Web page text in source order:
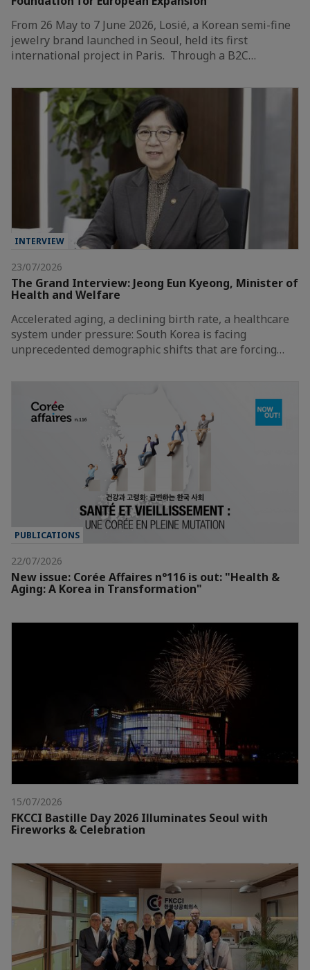
From 26 May to 7 June 2026, Losié, a Korean semi-fine
jewelry brand launched in Seoul, held its first
international project in Paris. Through a B2C…
INTERVIEW
23/07/2026
The Grand Interview: Jeong Eun Kyeong, Minister of
Health and Welfare
Accelerated aging, a declining birth rate, a healthcare
system under pressure: South Korea is facing
unprecedented demographic shifts that are forcing…
PUBLICATIONS
22/07/2026
New issue: Corée Affaires n°116 is out: "Health &
Aging: A Korea in Transformation"
15/07/2026
FKCCI Bastille Day 2026 Illuminates Seoul with
Fireworks & Celebration